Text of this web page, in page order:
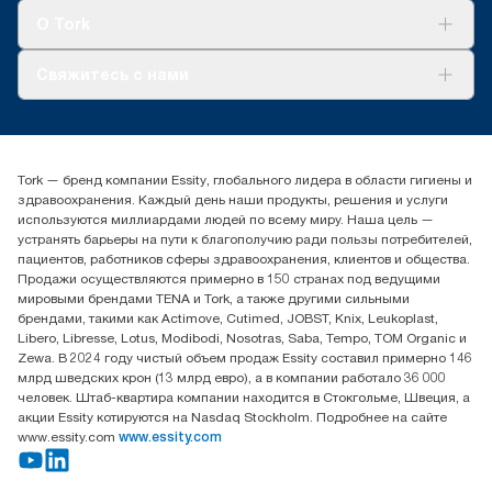
(+7) 777 779 0095
Контакты на рынках СНГ
ООО «Эссити», Представительство в Казахстане Пр.
Достык, 210, 2 блок, 3 этаж,
офис №32 050051, г.
Алматы, Казахстан
Tork — бренд компании Essity, глобального лидера в области гигиены и
здравоохранения. Каждый день наши продукты, решения и услуги
используются миллиардами людей по всему миру. Наша цель —
устранять барьеры на пути к благополучию ради пользы потребителей,
пациентов, работников сферы здравоохранения, клиентов и общества.
Продажи осуществляются примерно в 150 странах под ведущими
мировыми брендами TENA и Tork, а также другими сильными
брендами, такими как Actimove, Cutimed, JOBST, Knix, Leukoplast,
Libero, Libresse, Lotus, Modibodi, Nosotras, Saba, Tempo, TOM Organic и
Zewa. В 2024 году чистый объем продаж Essity составил примерно 146
млрд шведских крон (13 млрд евро), а в компании работало 36 000
человек. Штаб-квартира компании находится в Стокгольме, Швеция, а
акции Essity котируются на Nasdaq Stockholm. Подробнее на сайте
www.essity.com www.essity.com